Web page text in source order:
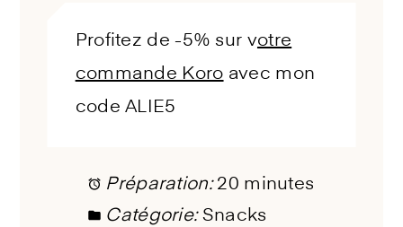
Profitez de -5% sur votre
commande Koro avec mon
code ALIE5
Préparation: 20 minutes
Catégorie: Snacks